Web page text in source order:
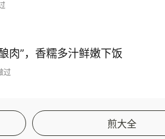
肉”，香糯多汁鲜嫩下饭
过
煎大全